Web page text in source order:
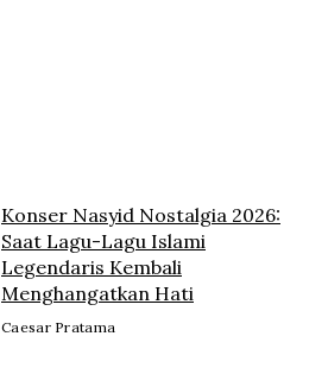
Konser Nasyid Nostalgia 2026:
Saat Lagu-Lagu Islami
Legendaris Kembali
Menghangatkan Hati
Caesar Pratama